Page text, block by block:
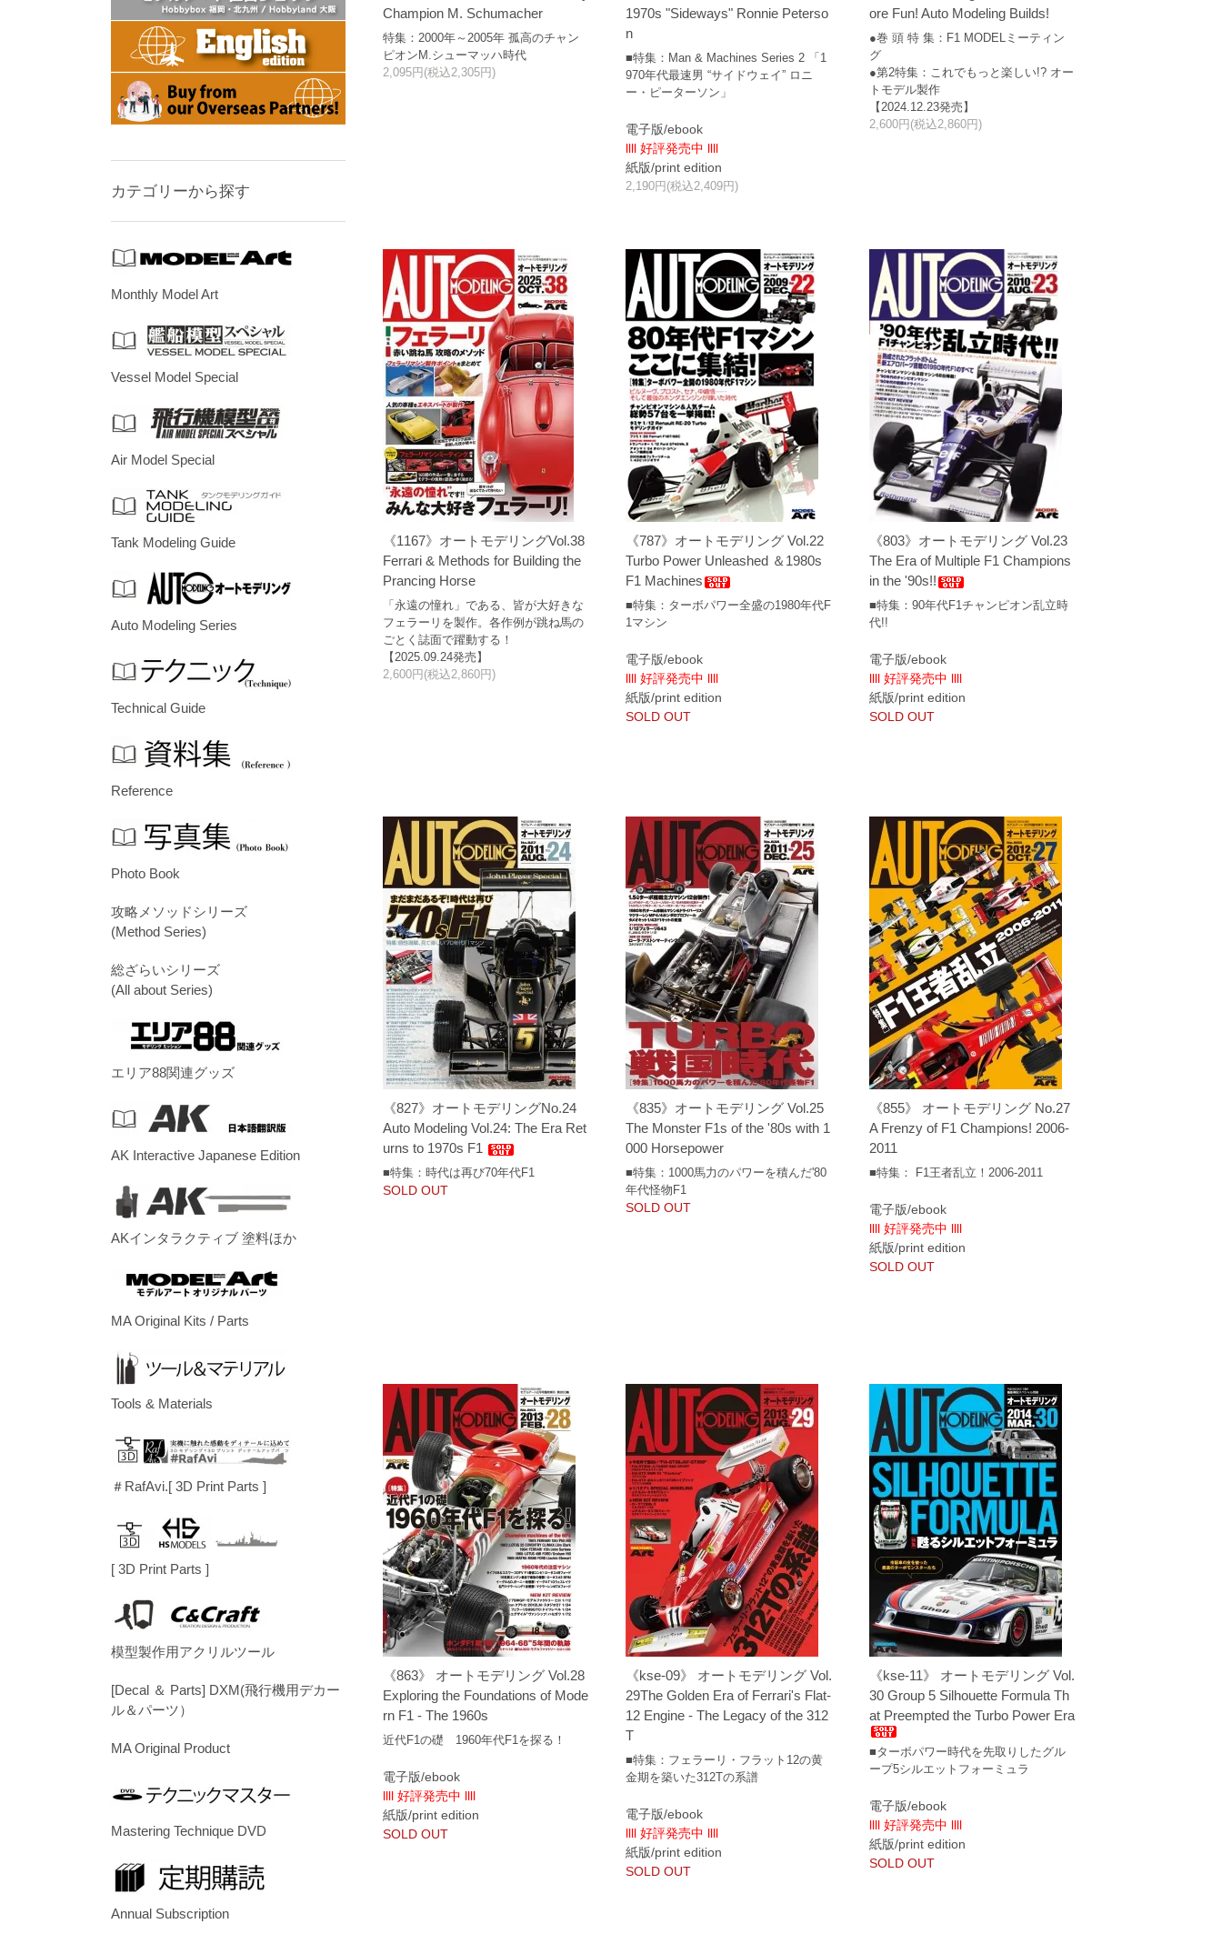
Champion M. Schumacher
特集：2000年～2005年 孤高のチャン
ピオンM.シューマッハ時代
2,095円(税込2,305円)
1970s "Sideways" Ronnie Peterso
n
■特集：Man & Machines Series 2 「1
970年代最速男 “サイドウェイ” ロニ
ー・ピーターソン」
電子版/ebook
llll 好評発売中 llll
紙版/print edition
2,190円(税込2,409円)
ore Fun! Auto Modeling Builds!
●巻 頭 特 集：F1 MODELミーティン
グ
●第2特集：これでもっと楽しい!? オー
トモデル製作
【2024.12.23発売】
2,600円(税込2,860円)
《1167》オートモデリングVol.38
Ferrari & Methods for Building the
Prancing Horse
「永遠の憧れ」である、皆が大好きな
フェラーリを製作。各作例が跳ね馬の
ごとく誌面で躍動する！
【2025.09.24発売】
2,600円(税込2,860円)
《787》オートモデリング Vol.22
Turbo Power Unleashed ＆1980s
F1 Machines
■特集：ターボパワー全盛の1980年代F
1マシン
電子版/ebook
llll 好評発売中 llll
紙版/print edition
SOLD OUT
《803》オートモデリング Vol.23
The Era of Multiple F1 Champions
in the '90s!!
■特集：90年代F1チャンピオン乱立時
代!!
電子版/ebook
llll 好評発売中 llll
紙版/print edition
SOLD OUT
《827》オートモデリングNo.24
Auto Modeling Vol.24: The Era Ret
urns to 1970s F1
■特集：時代は再び70年代F1
SOLD OUT
《835》オートモデリング Vol.25
The Monster F1s of the '80s with 1
000 Horsepower
■特集：1000馬力のパワーを積んだ'80
年代怪物F1
SOLD OUT
《855》 オートモデリング No.27
A Frenzy of F1 Champions! 2006-
2011
■特集： F1王者乱立！2006-2011
電子版/ebook
llll 好評発売中 llll
紙版/print edition
SOLD OUT
《863》 オートモデリング Vol.28
Exploring the Foundations of Mode
rn F1 - The 1960s
近代F1の礎 1960年代F1を探る！
電子版/ebook
llll 好評発売中 llll
紙版/print edition
SOLD OUT
《kse-09》 オートモデリング Vol.
29The Golden Era of Ferrari's Flat-
12 Engine - The Legacy of the 312
T
■特集：フェラーリ・フラット12の黄
金期を築いた312Tの系譜
電子版/ebook
llll 好評発売中 llll
紙版/print edition
SOLD OUT
《kse-11》 オートモデリング Vol.
30 Group 5 Silhouette Formula Th
at Preempted the Turbo Power Era
■ターボパワー時代を先取りしたグル
ープ5シルエットフォーミュラ
電子版/ebook
llll 好評発売中 llll
紙版/print edition
SOLD OUT
カテゴリーから探す
Monthly Model Art
Vessel Model Special
Air Model Special
Tank Modeling Guide
Auto Modeling Series
Technical Guide
Reference
Photo Book
攻略メソッドシリーズ
(Method Series)
総ざらいシリーズ
(All about Series)
エリア88関連グッズ
AK Interactive Japanese Edition
AKインタラクティブ 塗料ほか
MA Original Kits / Parts
Tools & Materials
＃RafAvi.[ 3D Print Parts ]
[ 3D Print Parts ]
模型製作用アクリルツール
[Decal ＆ Parts] DXM(飛行機用デカー
ル＆パーツ）
MA Original Product
Mastering Technique DVD
Annual Subscription